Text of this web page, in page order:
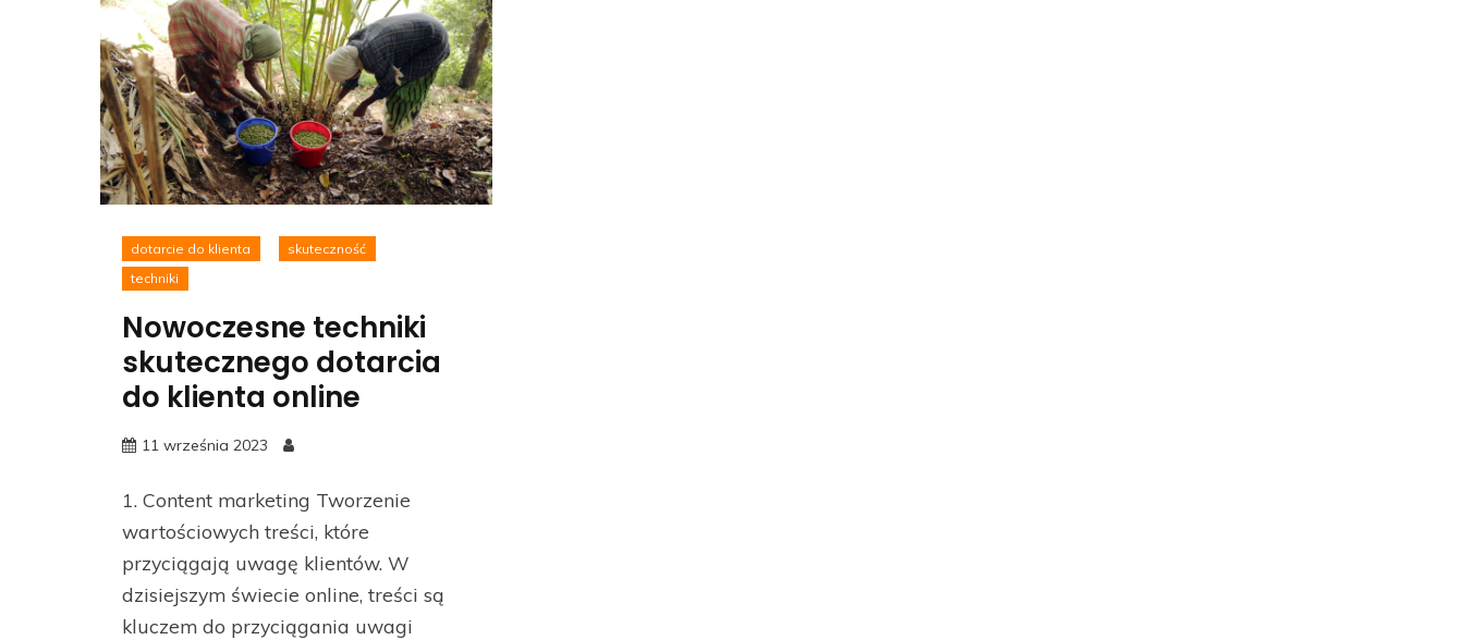
dotarcie do klienta
skuteczność
techniki
Nowoczesne techniki
skutecznego dotarcia
do klienta online
11 września 2023
1. Content marketing Tworzenie
wartościowych treści, które
przyciągają uwagę klientów. W
dzisiejszym świecie online, treści są
kluczem do przyciągania uwagi